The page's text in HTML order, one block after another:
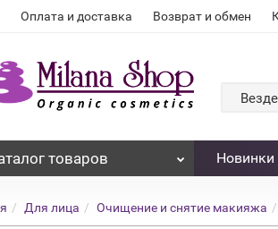
Оплата и доставка Возврат и обмен
Везде
товаров Новинки
Для лица Очищение и снятие макияжа